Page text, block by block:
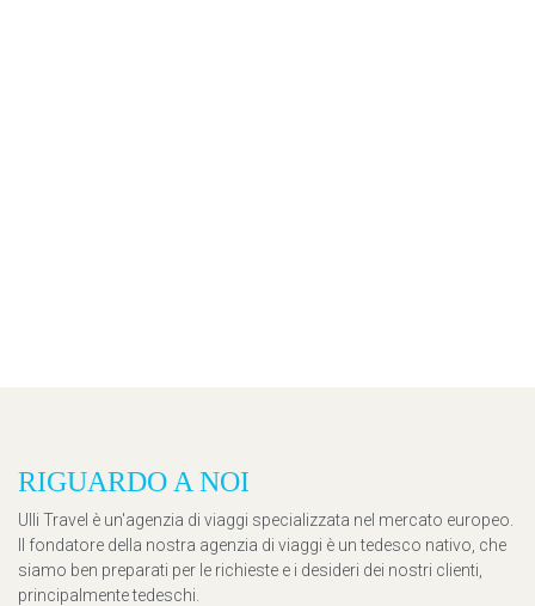
RIGUARDO A NOI
Ulli Travel è un'agenzia di viaggi specializzata nel mercato europeo.
Il fondatore della nostra agenzia di viaggi è un tedesco nativo, che
siamo ben preparati per le richieste e i desideri dei nostri clienti,
principalmente tedeschi.